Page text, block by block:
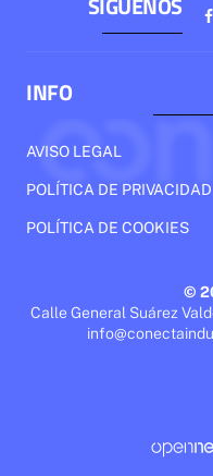
INFO
AVISO LEGAL
POLÍTICA DE PRIVACIDAD
POLÍTICA DE COOKIES
©
Calle General Suárez